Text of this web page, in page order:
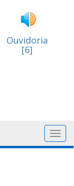
Ouvidoria
[6]